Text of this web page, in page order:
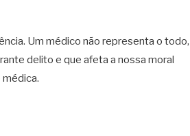
Um médico não representa o todo,
delito e que afeta a nossa moral